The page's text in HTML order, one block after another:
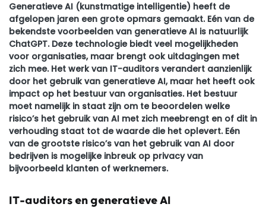
GeneratieveAI (kunstmatige intelligentie) heeft de
afgelopen jaren een grote opmars gemaakt.Eén van de
bekendste voorbeelden van generatieve AI is natuurlijk
ChatGPT.Deze technologie biedt veel mogelijkheden
voor organisaties, maar brengt ook uitdagingen met
zich mee. Het werk van IT-auditors verandert aanzienlijk
door het gebruik van generatieveAI, maar het heeft ook
impact op het bestuur van organisaties. Het bestuur
moet namelijk in staat zijn om te beoordelen welke
risico’s het gebruik van AI met zich meebrengt en of dit in
verhouding staat tot de waarde die het oplevert. Eén
van de grootste risico’s van het gebruik van AI door
bedrijven is mogelijke inbreuk op privacy van
bijvoorbeeld klanten of werknemers.
IT-auditors en generatieve AI